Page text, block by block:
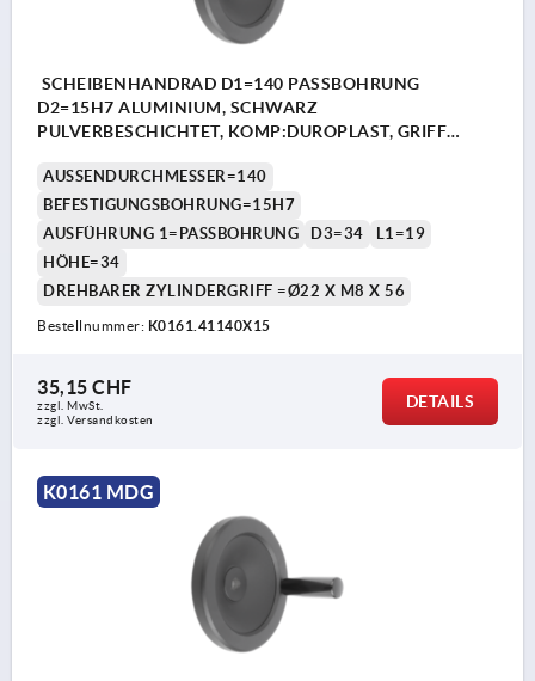
SCHEIBENHANDRAD D1=140 PASSBOHRUNG
D2=15H7 ALUMINIUM, SCHWARZ
PULVERBESCHICHTET, KOMP:DUROPLAST, GRIFF
AUSSENDURCHMESSER=140
BEFESTIGUNGSBOHRUNG=15H7
AUSFÜHRUNG 1=PASSBOHRUNG
D3=34
L1=19
HÖHE=34
DREHBARER ZYLINDERGRIFF =Ø22 X M8 X 56
Bestellnummer: K0161.41140X15
35,15 CHF
zzgl. MwSt.
zzgl. Versandkosten
DETAILS
K0161 MDG